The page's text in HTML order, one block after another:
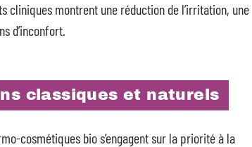
cliniques montrent une réduction de l’irritation, une
d’inconfort.
classiques et naturels
cosmétiques bio s’engagent sur la priorité à la